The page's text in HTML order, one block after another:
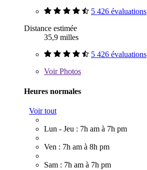
5 426 évaluations
Distance estimée
35,9 milles
5 426 évaluations
VoirPhotos
Heures normales
Voir tout
Lun - Jeu : 7h am à 7h pm
Ven : 7h am à 8h pm
Sam : 7h am à 7h pm